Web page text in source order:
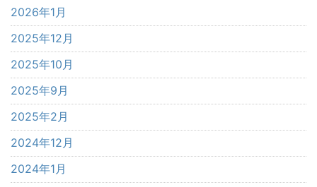
2026年1月
2025年12月
2025年10月
2025年9月
2025年2月
2024年12月
2024年1月